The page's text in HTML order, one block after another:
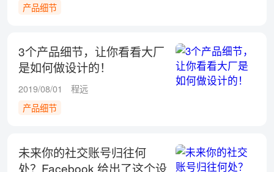
产品细节
3个产品细节，让你看看大厂
是如何做设计的！
2019/08/01
程远
产品细节
未来你的社交账号归往何
处？Facebook 给出了这个设